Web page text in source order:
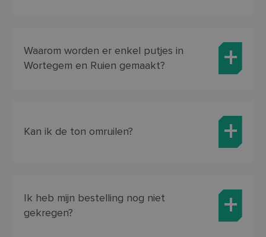
Waarom worden er enkel putjes in
Wortegem en Ruien gemaakt?
Kan ik de ton omruilen?
Ik heb mijn bestelling nog niet
gekregen?